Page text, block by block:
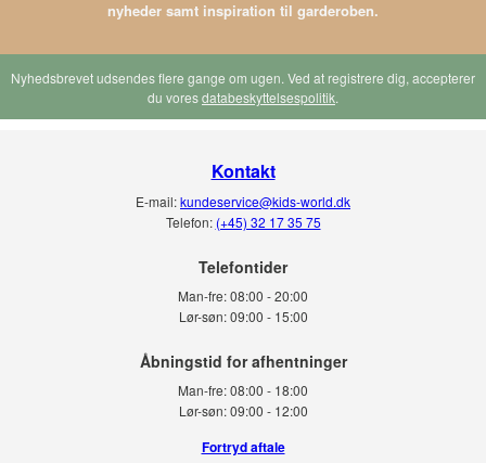
nyheder samt inspiration til garderoben.
Nyhedsbrevet udsendes flere gange om ugen. Ved at registrere dig, accepterer
du voresdatabeskyttelsespolitik.
Kontakt
E-mail:kundeservice@kids-world.dk
Telefon: (+45) 32 17 35 75
Telefontider
Man-fre:08:00 - 20:00
Lør-søn: 09:00 - 15:00
Man-fre:08:00 - 18:00
Lør-søn:09:00 - 12:00
Fortryd aftale